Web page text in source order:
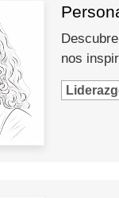
nos